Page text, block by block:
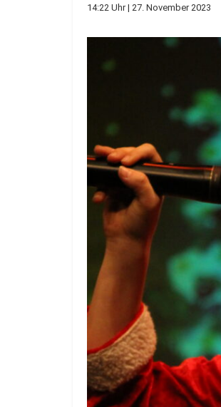
14:22 Uhr | 27. November 2023